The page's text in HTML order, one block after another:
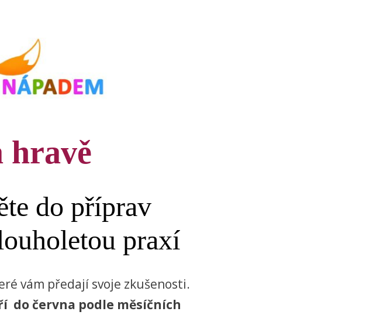
hravě
do příprav
praxí
vám předají svoje zkušenosti.
do června podle měsíčních